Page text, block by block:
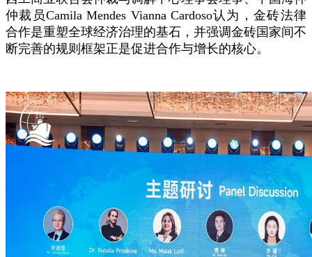
仲裁员Camila Mendes Vianna Cardoso认为，金砖法律
合作是重塑全球经济治理的基石，并强调金砖国家间不
断完善的规则框架正是促进合作与增长的核心。